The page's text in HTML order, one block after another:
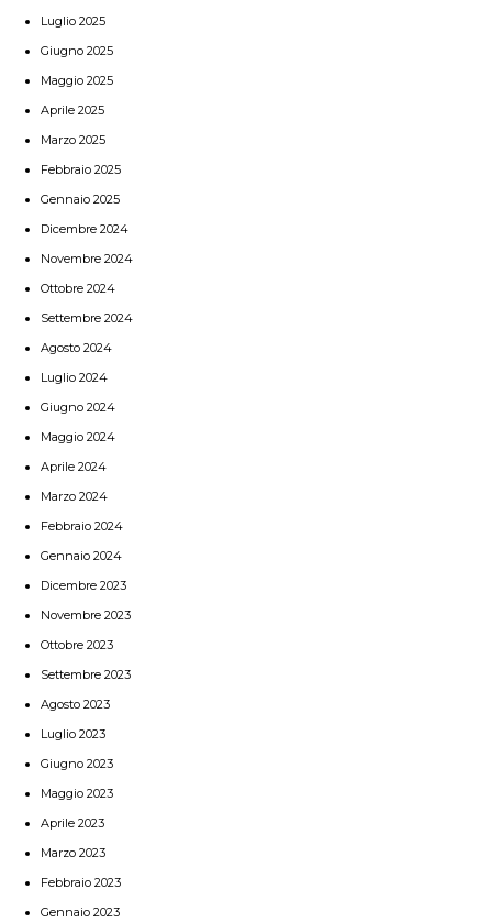
Luglio 2025
Giugno 2025
Maggio 2025
Aprile 2025
Marzo 2025
Febbraio 2025
Gennaio 2025
Dicembre 2024
Novembre 2024
Ottobre 2024
Settembre 2024
Agosto 2024
Luglio 2024
Giugno 2024
Maggio 2024
Aprile 2024
Marzo 2024
Febbraio 2024
Gennaio 2024
Dicembre 2023
Novembre 2023
Ottobre 2023
Settembre 2023
Agosto 2023
Luglio 2023
Giugno 2023
Maggio 2023
Aprile 2023
Marzo 2023
Febbraio 2023
Gennaio 2023